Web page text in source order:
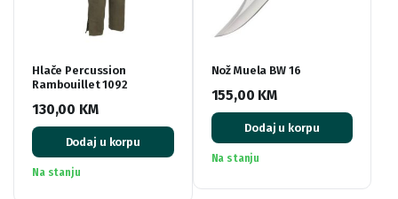
Hlače Percussion
Rambouillet 1092
130,00 KM
Dodaj u korpu
Na stanju
Nož Muela BW 16
155,00 KM
Dodaj u korpu
Na stanju